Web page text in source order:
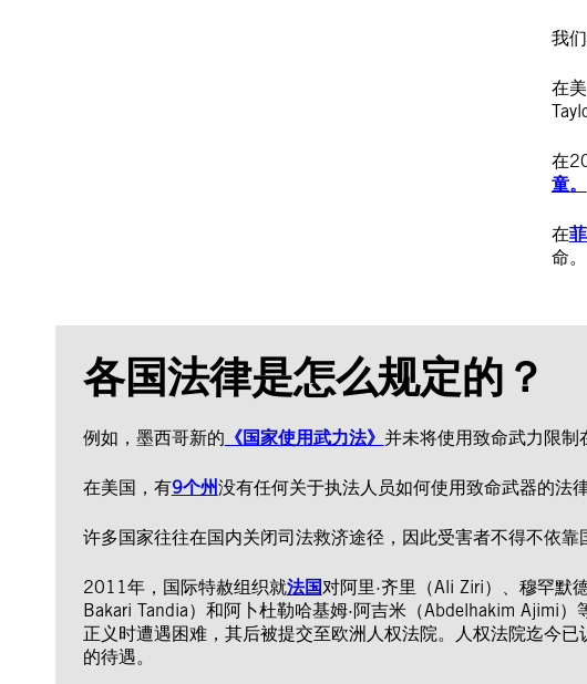
我
在
在
童。
在
命。
各国法律是怎么规定的？
例如，墨西哥新的 《国家使用武力法》 并未将使用致命武力限制
在美国，有9个州没有任何关于执法人员如何使用致命武器的法律
许多国家往往在国内关闭司法救济途径，因此受害者不得不依靠
2011年，国际特赦组织就法国对阿里·齐里（Ali Ziri）、穆罕默
Bakari Tandia）和阿卜杜勒哈基姆·阿吉米（Abdelhakim Ajimi
正义时遭遇困难，其后被提交至欧洲人权法院。人权法院迄今
的待遇。